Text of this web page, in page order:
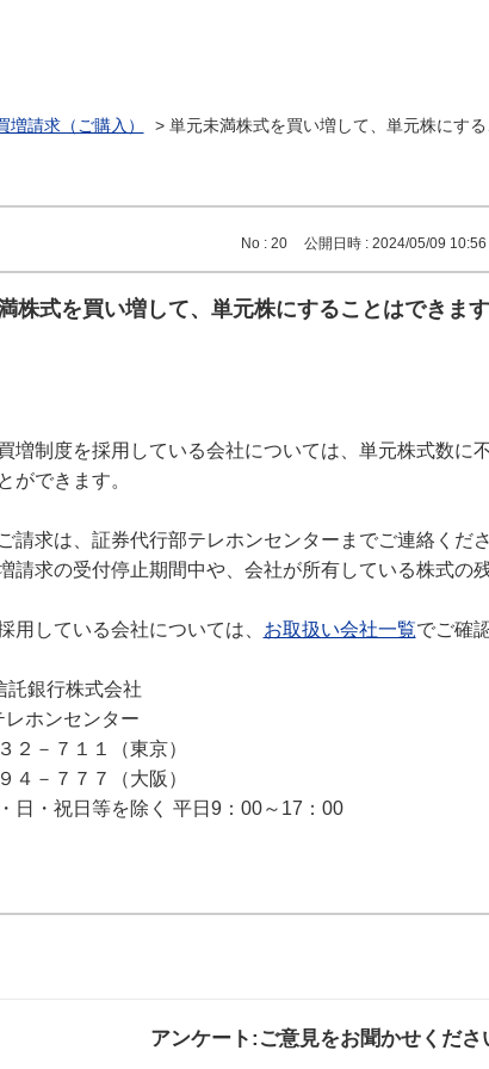
増請求（ご購入） > 単元未満株式を買い増して、単元株にす
No : 20 公開日時 : 2024/05/09 10:56
株式を買い増して、単元株にすることはできま
増制度を採用している会社については、単元株式数に
ができます。
請求は、証券代行部テレホンセンターまでご連絡くださ
請求の受付停止期間中や、会社が所有している株式の
用している会社については、 お取扱い会社一覧でご確
託銀行株式会社
レホンセンター
２－７１１（東京）
４－７７７（大阪）
日・祝日等を除く 平日9：00～17：00
アンケート:ご意見をお聞かせくださ